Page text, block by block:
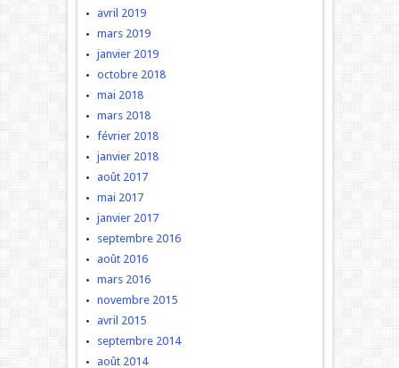
avril 2019
mars 2019
janvier 2019
octobre 2018
mai 2018
mars 2018
février 2018
janvier 2018
août 2017
mai 2017
janvier 2017
septembre 2016
août 2016
mars 2016
novembre 2015
avril 2015
septembre 2014
août 2014